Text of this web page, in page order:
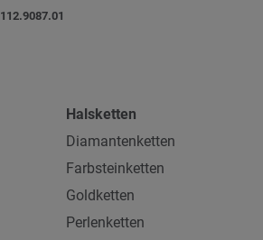
112.9087.01
Halsketten
Diamantenketten
Farbsteinketten
Goldketten
Perlenketten